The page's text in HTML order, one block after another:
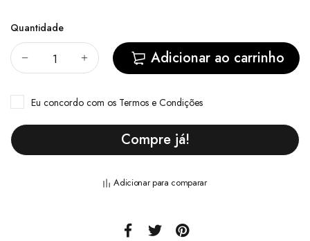
Quantidade
Adicionar ao carrinho
Eu concordo com os Termos e Condições
Compre já!
Adicionar para comparar